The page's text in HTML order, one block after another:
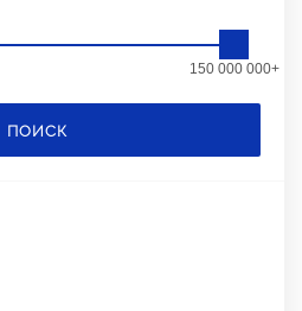
150 000 000+
ПОИСК